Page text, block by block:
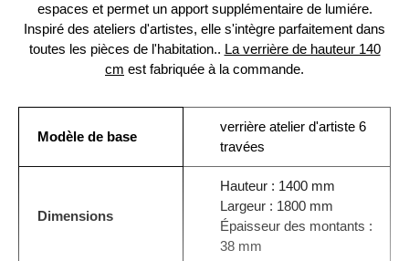
espaces et permet un apport supplémentaire de lumiére.
Inspiré des ateliers d'artistes, elle s'intègre parfaitement dans
toutes les pièces de l'habitation.. La verrière de hauteur 140
cm est fabriquée à la commande.
Modèle de base
verrière atelier d'artiste 6
travées
Dimensions
Hauteur : 1400 mm
Largeur : 1800 mm
Épaisseur des montants :
38 mm